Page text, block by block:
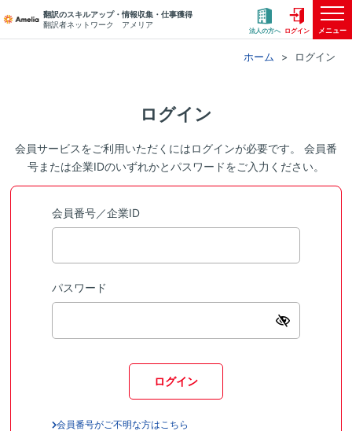
翻訳のスキルアップ・情報収集・仕事獲得
翻訳者ネットワーク アメリア
法人の方へ ログイン メニュー
ホーム ログイン
ログイン
会員サービスをご利用いただくにはログインが必要です。 会員番
号または企業IDのいずれかとパスワードをご入力ください。
会員番号／企業ID
パスワード
ログイン
会員番号がご不明な方はこちら